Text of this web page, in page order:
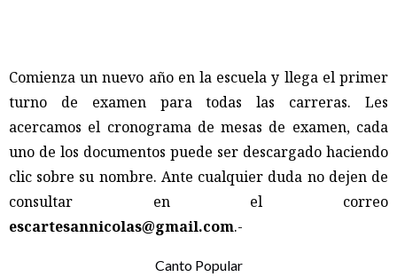
Comienza un nuevo año en la escuela y llega el primer
turno de examen para todas las carreras. Les
acercamos el cronograma de mesas de examen, cada
uno de los documentos puede ser descargado haciendo
clic sobre su nombre. Ante cualquier duda no dejen de
consultar en el correo
escartesannicolas@gmail.com.-
Canto Popular